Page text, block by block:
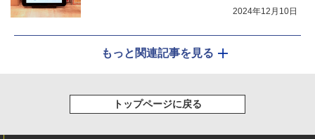
2024年12月10日
もっと関連記事を見る
トップページに戻る